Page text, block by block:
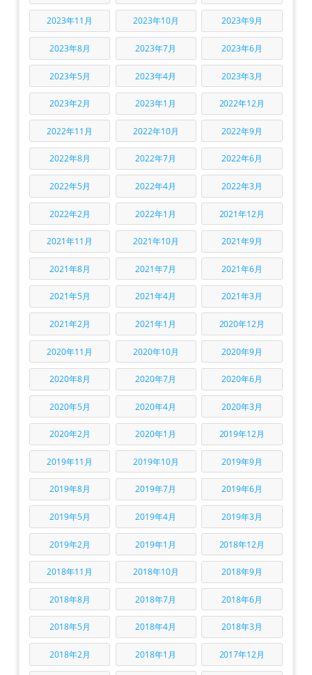
2023年11月 2023年10月 2023年9月
2023年8月 2023年7月 2023年6月
2023年5月 2023年4月 2023年3月
2023年2月 2023年1月 2022年12月
2022年11月 2022年10月 2022年9月
2022年8月 2022年7月 2022年6月
2022年5月 2022年4月 2022年3月
2022年2月 2022年1月 2021年12月
2021年11月 2021年10月 2021年9月
2021年8月 2021年7月 2021年6月
2021年5月 2021年4月 2021年3月
2021年2月 2021年1月 2020年12月
2020年11月 2020年10月 2020年9月
2020年8月 2020年7月 2020年6月
2020年5月 2020年4月 2020年3月
2020年2月 2020年1月 2019年12月
2019年11月 2019年10月 2019年9月
2019年8月 2019年7月 2019年6月
2019年5月 2019年4月 2019年3月
2019年2月 2019年1月 2018年12月
2018年11月 2018年10月 2018年9月
2018年8月 2018年7月 2018年6月
2018年5月 2018年4月 2018年3月
2018年2月 2018年1月 2017年12月